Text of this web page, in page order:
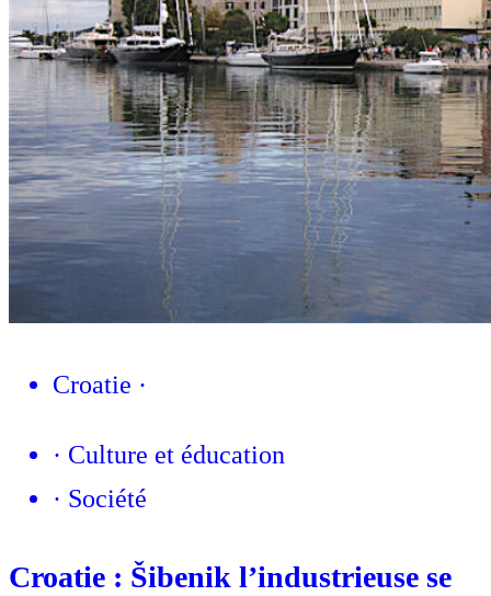
Croatie ·
· Culture et éducation
· Société
Croatie : Šibenik l’industrieuse se